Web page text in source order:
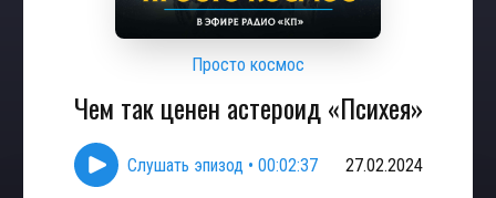
Просто космос
Чем так ценен астероид «Психея»
Слушать эпизод • 00:02:37 27.02.2024